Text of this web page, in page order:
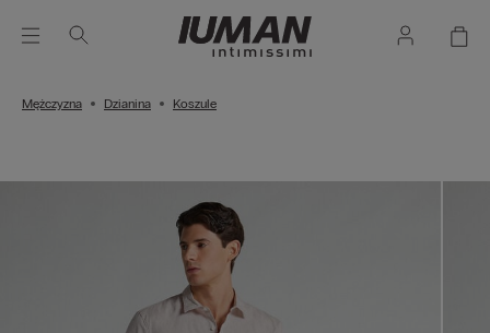
Mężczyzna Dzianina Koszule